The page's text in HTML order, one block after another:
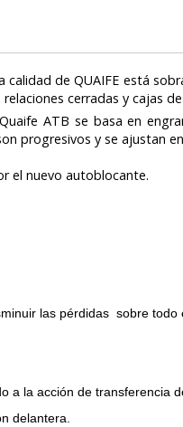
de QUAIFE está
cerradas y cajas
ATB se basa en
progresivos y se ajustan
el nuevo autoblocante.
las pérdidas sobre todo
a la acción de transferencia
delantera.